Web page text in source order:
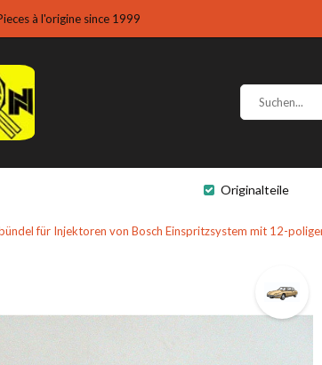
à l'origine since 1999
Originalteile
für Injektoren von Bosch Einspritzsystem mit 12-